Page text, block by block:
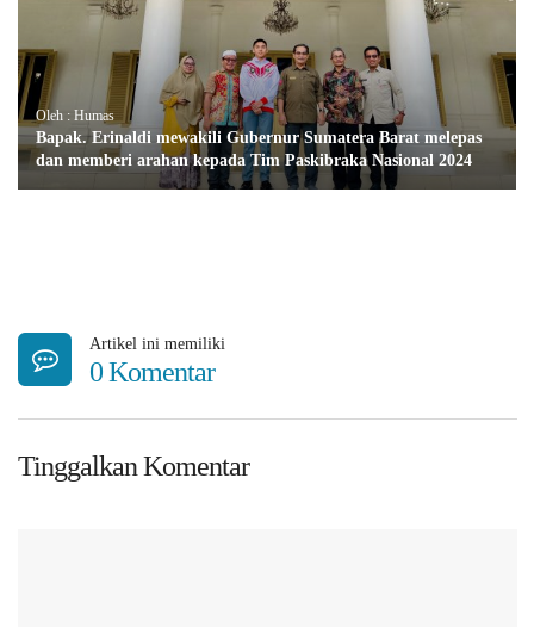
Oleh : Humas
Bapak. Erinaldi mewakili Gubernur Sumatera Barat melepas
dan memberi arahan kepada Tim Paskibraka Nasional 2024
Artikel ini memiliki
0 Komentar
Tinggalkan Komentar